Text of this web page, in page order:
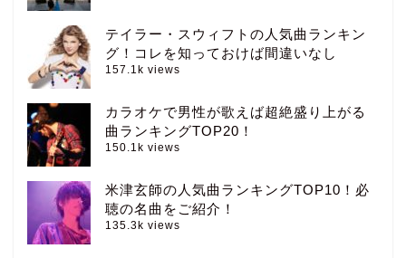
テイラー・スウィフトの人気曲ランキン
グ！コレを知っておけば間違いなし
157.1k views
カラオケで男性が歌えば超絶盛り上がる
曲ランキングTOP20！
150.1k views
米津玄師の人気曲ランキングTOP10！必
聴の名曲をご紹介！
135.3k views